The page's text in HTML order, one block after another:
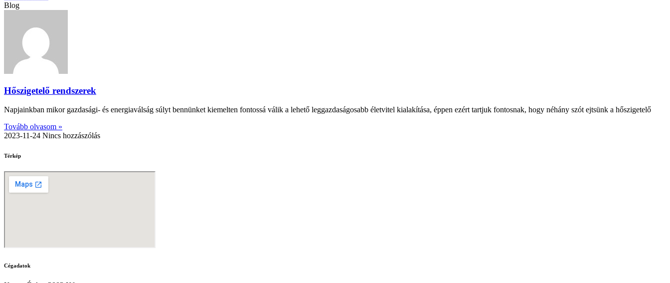
Blog
Hőszigetelő rendszerek
Napjainkban mikor gazdasági- és energiaválság súlyt bennünket kiemelten fontossá válik a lehető leggazdaságosabb életvitel kialakítása, éppen ezért tartjuk fontosnak, hogy néhány szót ejtsünk a hőszigetelő
Tovább olvasom »
2023-11-24 Nincs hozzászólás
Térkép
Cégadatok